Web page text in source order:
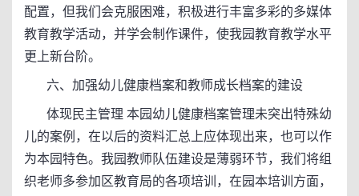
配置，但我们会克服困难，积极进行丰富多彩的多媒体
教育教学活动，并学会制作课件，使我园教育教学水平
更上新台阶。
六、加强幼儿健康档案和教师成长档案的建设
体现民主管理 本园幼儿健康档案管理未突出特殊幼
儿的案例，在以后的资料汇总上应体现出来，也可以作
为本园特色。我园教师队伍建设是薄弱环节，我们将组
织老师多参加区教育局的各项培训，在园本培训方面，